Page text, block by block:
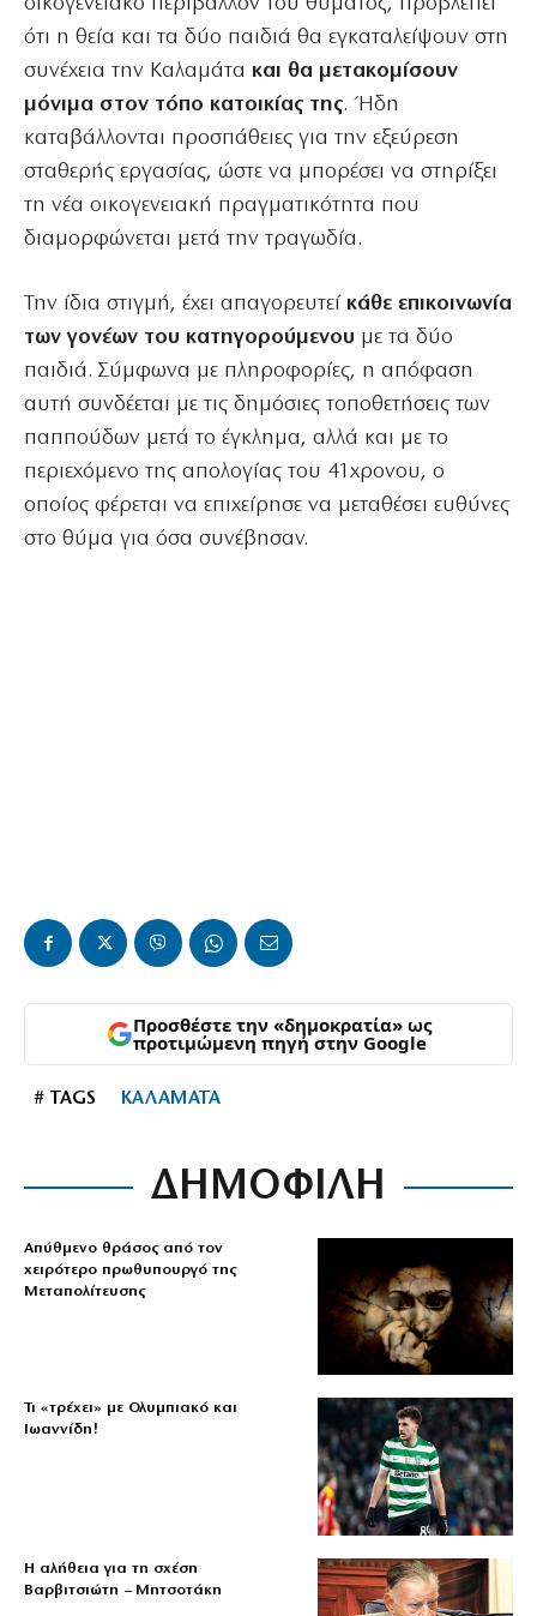
ότι η θεία και τα δύο παιδιά θα εγκαταλείψουν στη
συνέχεια την Καλαμάτα και θα μετακομίσουν
μόνιμα στον τόπο κατοικίας της. Ήδη
καταβάλλονται προσπάθειες για την εξεύρεση
σταθερής εργασίας, ώστε να μπορέσει να στηρίξει
τη νέα οικογενειακή πραγματικότητα που
διαμορφώνεται μετά την τραγωδία.
Την ίδια στιγμή, έχει απαγορευτεί κάθε επικοινωνία
των γονέων του κατηγορούμενου με τα δύο
παιδιά. Σύμφωνα με πληροφορίες, η απόφαση
αυτή συνδέεται με τις δημόσιες τοποθετήσεις των
παππούδων μετά το έγκλημα, αλλά και με το
περιεχόμενο της απολογίας του 41χρονου, ο
οποίος φέρεται να επιχείρησε να μεταθέσει ευθύνες
στο θύμα για όσα συνέβησαν.
Προσθέστε την «δημοκρατία» ως
προτιμώμενη πηγή στην Google
# TAGS ΚΑΛΑΜΑΤΑ
ΔΗΜΟΦΙΛΗ
Απύθμενο θράσος από τον
χειρότερο πρωθυπουργό της
Μεταπολίτευσης
Τι «τρέχει» με Ολυμπιακό και
Ιωαννίδη!
Η αλήθεια για τη σχέση
Βαρβιτσιώτη – Μητσοτάκη